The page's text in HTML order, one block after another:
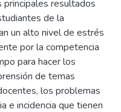
principales resultados
de la
un alto nivel de estrés
por la competencia
para hacer los
de temas
los problemas
e incidencia que tienen